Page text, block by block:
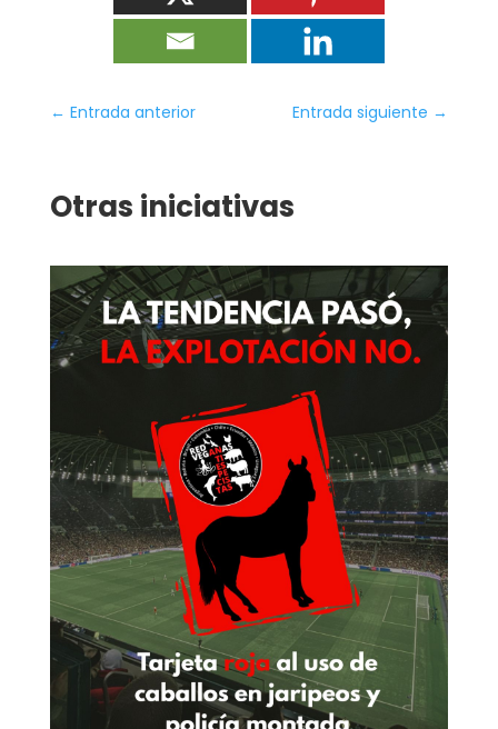
← Entrada anterior Entrada siguiente →
Otras iniciativas